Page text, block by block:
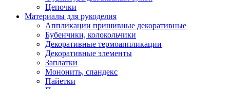
Цепочки
Материалы для рукоделия
Аппликации пришивные декоративные
Бубенчики, колокольчики
Декоративные термоаппликации
Декоративные элементы
Заплатки
Мононить, спандекс
Пайетки